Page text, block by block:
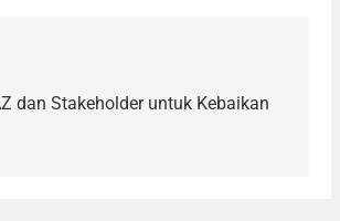
dan Stakeholder untuk Kebaikan